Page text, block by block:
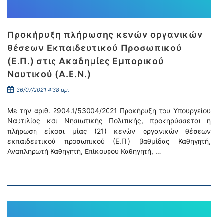
Προκήρυξη πλήρωσης κενών οργανικών
θέσεων Εκπαιδευτικού Προσωπικού
(Ε.Π.) στις Ακαδημίες Εμπορικού
Ναυτικού (Α.Ε.Ν.)
26/07/2021 4:38 μμ.
Με την αριθ. 2904.1/53004/2021 Προκήρυξη του Υπουργείου
Ναυτιλίας και Νησιωτικής Πολιτικής, προκηρύσσεται η
πλήρωση είκοσι μίας (21) κενών οργανικών θέσεων
εκπαιδευτικού προσωπικού (Ε.Π.) βαθμίδας Καθηγητή,
Αναπληρωτή Καθηγητή, Επίκουρου Καθηγητή, …